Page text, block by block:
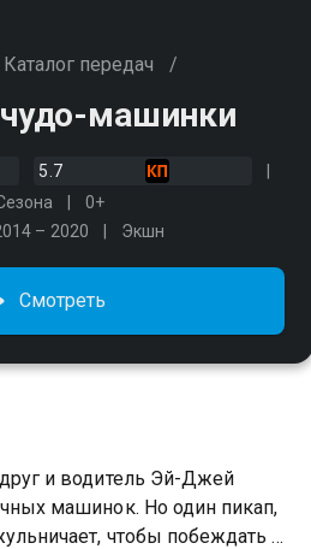
Каталог передач /
машинки
5.7
0+
– 2020 Экшн
Смотреть
и водитель Эй-Джей
машинок. Но один пикап,
чтобы побеждать в